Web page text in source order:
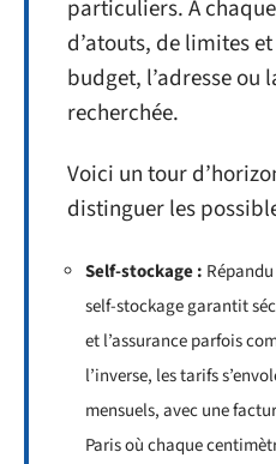
particuliers. À
d’atouts, de limites
budget, l’adresse ou
recherchée.
Voici un tour
distinguer les
Self-stockage :
self-stockage garantit
et l’assurance parfois
l’inverse, les tarifs
mensuels, avec une
Paris où chaque